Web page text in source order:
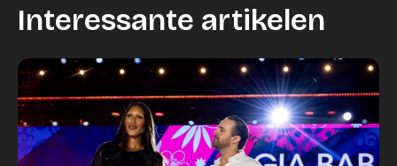
Interessante artikelen